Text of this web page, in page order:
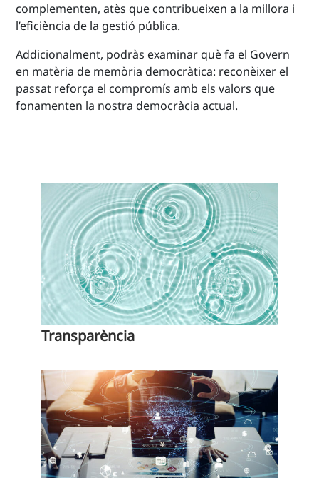
complementen, atès que contribueixen a la millora i
l’eficiència de la gestió pública.
Addicionalment, podràs examinar què fa el Govern
en matèria de memòria democràtica: reconèixer el
passat reforça el compromís amb els valors que
fonamenten la nostra democràcia actual.
Transparència